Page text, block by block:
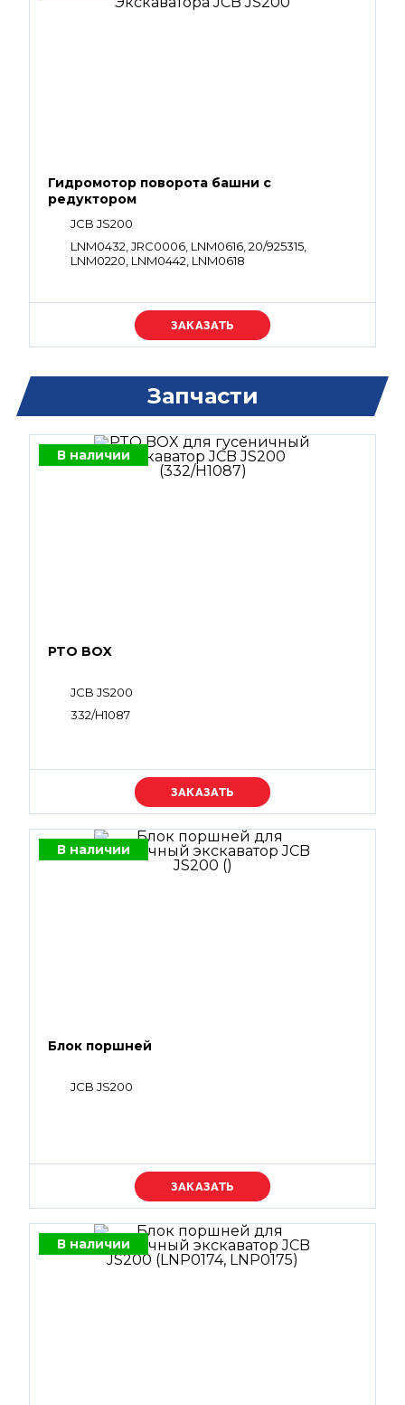
Гидромотор поворота башни с
редуктором
JCB JS200
LNM0432, JRC0006, LNM0616, 20/925315,
LNM0220, LNM0442, LNM0618
Уточняйте цену
Запчасти
В наличии
PTO BOX
JCB JS200
332/H1087
Уточняйте цену
В наличии
Блок поршней
JCB JS200
Уточняйте цену
В наличии